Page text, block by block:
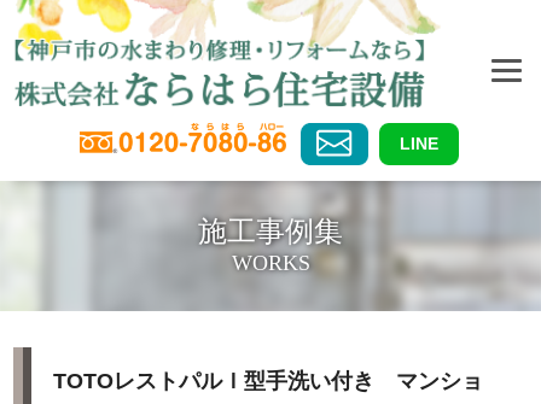
LINE
施工事例集
WORKS
TOTOレストパルＩ型手洗い付き マンショ